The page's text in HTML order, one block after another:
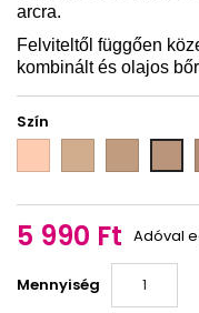
arcra.
Felviteltől függően
kombinált és olajos
Szín
456
456
456
456
5 990 Ft Adóval
Mennyiség